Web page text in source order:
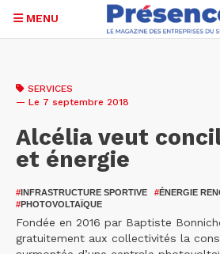
contenu
MENU
SERVICES
— Le 7 septembre 2018
Alcélia veut
et énergie
#INFRASTRUCTURE SPORTIVE #ÉNERGIE
#PHOTOVOLTAÏQUE
Fondée en 2016 par Baptiste
gratuitement aux collectivités la